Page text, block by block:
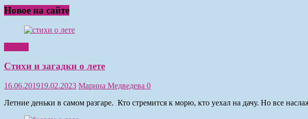
Новое на сайте
Стихи и загадки о лете
16.06.201919.02.2023 Марина Медведева 0
Летние деньки в самом разгаре. Кто стремится к морю, кто уехал на дачу. Но все